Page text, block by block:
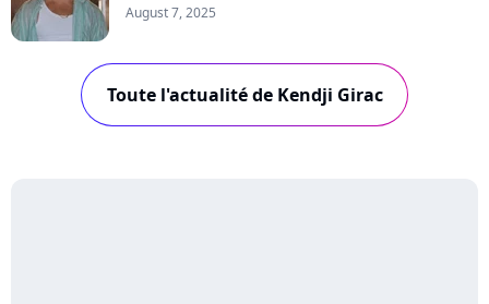
August 7, 2025
Toute l'actualité de Kendji Girac